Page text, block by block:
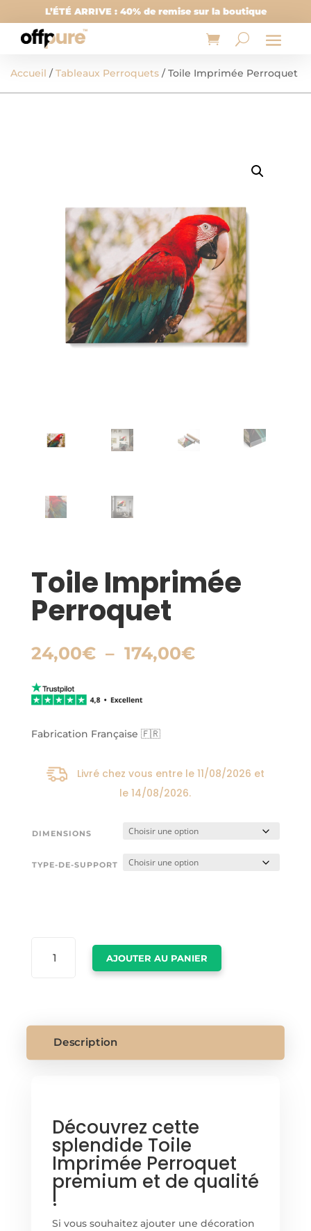
L’ÉTÉ ARRIVE : 40% de remise sur la boutique
Accueil /Tableaux Perroquets / Toile Imprimée Perroquet
Toile Imprimée
Perroquet
24,00€ – 174,00€Plage
Fabrication Française 🇫🇷
Livré chez vous entre le 11/08/2026 et
le14/08/2026.
DIMENSIONS
TYPE-DE-SUPPORT
AJOUTER AU PANIER
Description
Découvrez cette
splendide Toile
Imprimée Perroquet
premium et de qualité
!
Si vous souhaitez ajouter une décoration